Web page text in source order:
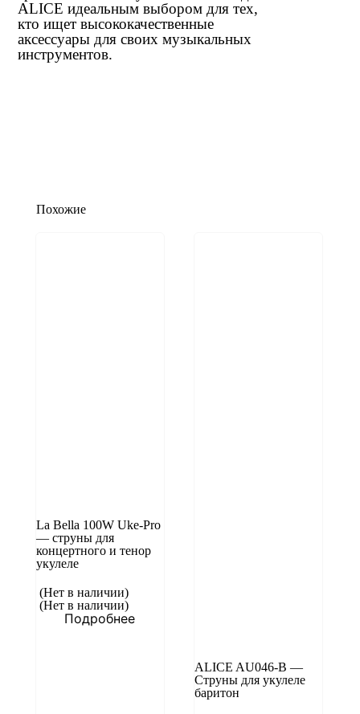
ALICE идеальным выбором для тех,
кто ищет высококачественные
аксессуары для своих музыкальных
инструментов.
Похожие
La Bella 100W Uke-Pro
— струны для
концертного и тенор
укулеле
(Нет в наличии)
(Нет в наличии)
Подробнее
ALICE AU046-B —
Струны для укулеле
баритон